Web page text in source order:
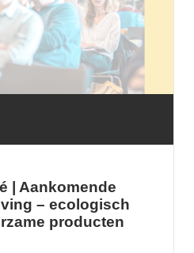
| Aankomende
– ecologisch
producten